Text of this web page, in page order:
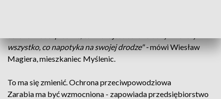
wszystko, co napotyka na swojej drodze" -mówi Wiesław
Magiera, mieszkaniec Myślenic.
To ma się zmienić. Ochrona przeciwpowodziowa
Zarabia ma być wzmocniona - zapowiada przedsiębiorstwo